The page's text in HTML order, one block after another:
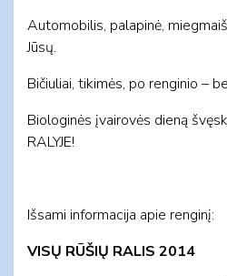
Automobilis, palapinė,
Jūsų.
Bičiuliai, tikimės, po renginio –
Biologinės įvairovės dieną
RALYJE!
Išsami informacija apie renginį:
VISŲ RŪŠIŲ RALIS 2014